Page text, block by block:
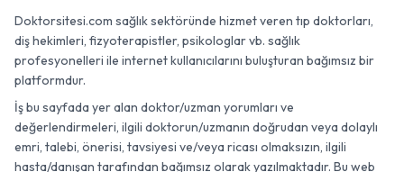
Doktorsitesi.com sağlık sektöründe hizmet veren tıp doktorları,
diş hekimleri, fizyoterapistler, psikologlar vb. sağlık
profesyonelleri ile internet kullanıcılarını buluşturan bağımsız bir
platformdur.
İş bu sayfada yer alan doktor/uzman yorumları ve
değerlendirmeleri, ilgili doktorun/uzmanın doğrudan veya dolaylı
emri, talebi, önerisi, tavsiyesi ve/veya ricası olmaksızın, ilgili
hasta/danışan tarafından bağımsız olarak yazılmaktadır. Bu web